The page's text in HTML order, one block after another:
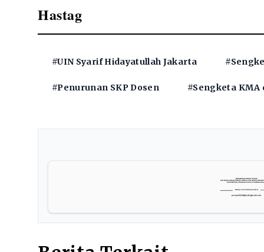
Hastag
#UIN Syarif Hidayatullah Jakarta
#Penurunan SKP Dosen #Sengketa KMA